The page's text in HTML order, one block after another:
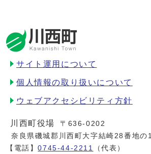
サイト運用について
個人情報の取り扱いについて
ウェブアクセシビリティ方針
川西町役場
〒636-0202
奈良県磯城郡川西町大字結崎28番地の1
【電話】0745-44-2211
（代表）